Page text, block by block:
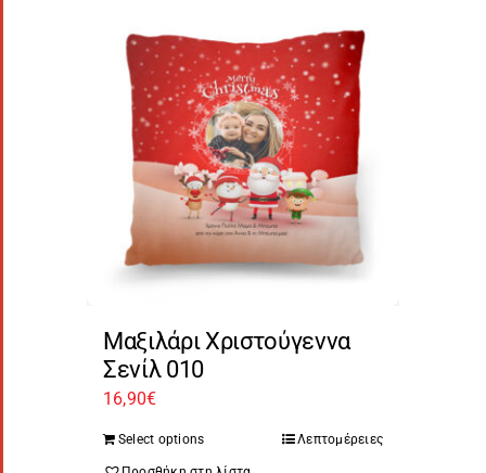
Μαξιλάρι Χριστούγεννα
Σενίλ 010
16,90€
Select options Λεπτομέρειες